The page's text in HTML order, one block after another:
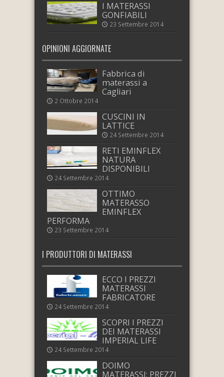
I MATERASSI
GONFIABILI
23 Settembre 2014
OPINIONI AGGIORNATE
Fabbrica di
materassi a
Cagliari
2 Ottobre 2014
CUSCINI IN
LATTICE
24 Settembre 2014
RETI EMINFLEX
NATURA
DISPONIBILI
24 Settembre 2014
OTTIMO
MATERASSO
EMINFLEX
PERFORMA
23 Settembre 2014
I PRODUTTORI DI MATERASSI
ECCO I PREZZI
MATERASSI
FABRICATORE
24 Settembre 2014
SCOPRI I PREZZI
DEI MATERASSI
IMPERIAL LIFE
24 Settembre 2014
DOIMO
MATERASSI: PREZZI